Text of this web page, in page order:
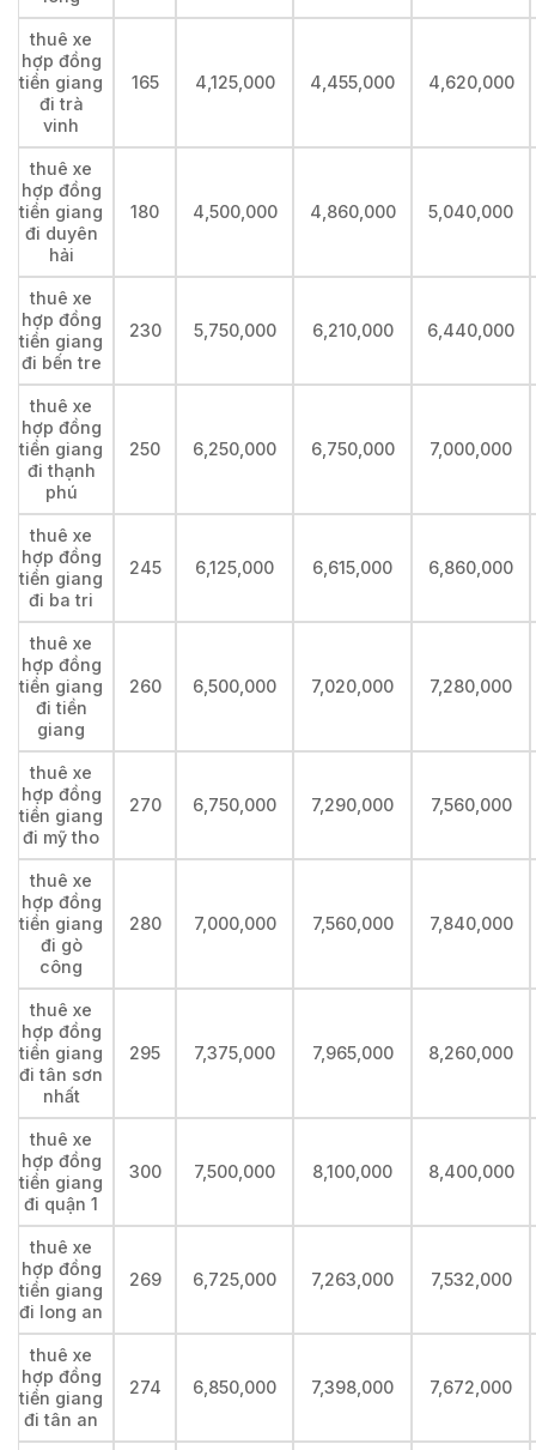
thuê xe
hợp đồng
tiền giang
đi trà
vinh
165 4,125,000 4,455,000 4,620,000
thuê xe
hợp đồng
tiền giang
đi duyên
hải
180 4,500,000 4,860,000 5,040,000
thuê xe
hợp đồng
tiền giang
đi bến tre
230 5,750,000 6,210,000 6,440,000
thuê xe
hợp đồng
tiền giang
đi thạnh
phú
250 6,250,000 6,750,000 7,000,000
thuê xe
hợp đồng
tiền giang
đi ba tri
245 6,125,000 6,615,000 6,860,000
thuê xe
hợp đồng
tiền giang
đi tiền
giang
260 6,500,000 7,020,000 7,280,000
thuê xe
hợp đồng
tiền giang
đi mỹ tho
270 6,750,000 7,290,000 7,560,000
thuê xe
hợp đồng
tiền giang
đi gò
công
280 7,000,000 7,560,000 7,840,000
thuê xe
hợp đồng
tiền giang
đi tân sơn
nhất
295 7,375,000 7,965,000 8,260,000
thuê xe
hợp đồng
tiền giang
đi quận 1
300 7,500,000 8,100,000 8,400,000
thuê xe
hợp đồng
tiền giang
đi long an
269 6,725,000 7,263,000 7,532,000
thuê xe
hợp đồng
tiền giang
đi tân an
274 6,850,000 7,398,000 7,672,000